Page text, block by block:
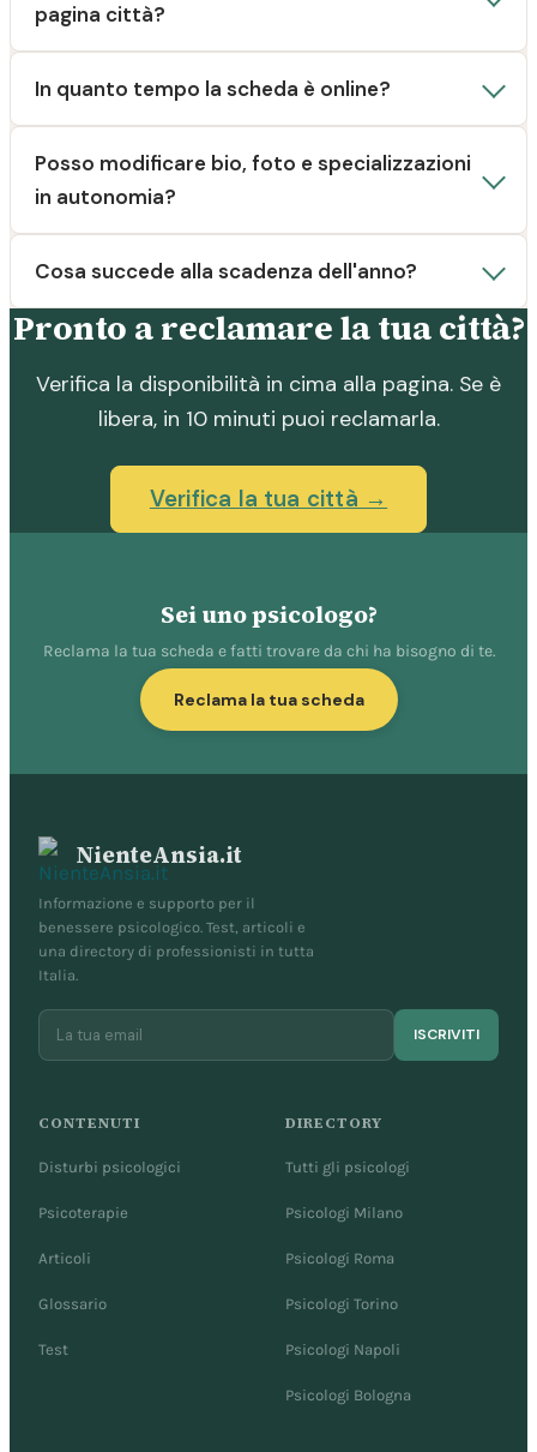
pagina città?
In quanto tempo la scheda è online?
Posso modificare bio, foto e specializzazioni
in autonomia?
Cosa succede alla scadenza dell'anno?
Pronto a reclamare la tua città?
Verifica la disponibilità in cima alla pagina. Se è
libera, in 10 minuti puoi reclamarla.
Verifica la tua città →
Sei uno psicologo?
Reclama la tua scheda e fatti trovare da chi ha bisogno di te.
Reclama la tua scheda
NienteAnsia.it
Informazione e supporto per il
benessere psicologico. Test, articoli e
una directory di professionisti in tutta
Italia.
ISCRIVITI
CONTENUTI
Disturbi psicologici
Psicoterapie
Articoli
Glossario
Test
DIRECTORY
Tutti gli psicologi
Psicologi Milano
Psicologi Roma
Psicologi Torino
Psicologi Napoli
Psicologi Bologna